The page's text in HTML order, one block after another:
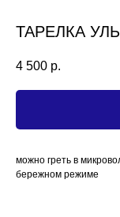
ТАРЕЛКА
4 500 р.
можно греть в
бережном режиме